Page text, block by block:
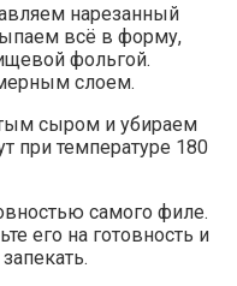
нарезанный
всё в форму,
фольгой.
слоем.
сыром и убираем
при температуре 180
самого филе.
его на готовность и